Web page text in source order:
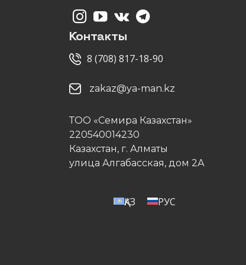
Контакты
8 (708) 817-18-90
zakaz@ya-man.kz
ТОО «Семира Казахстан»
220540014230
Казахстан, г. Алматы
улица Алгабасская, дом 2А
ҚАЗ РУС